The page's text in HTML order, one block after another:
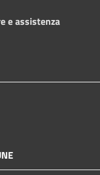
e assistenza